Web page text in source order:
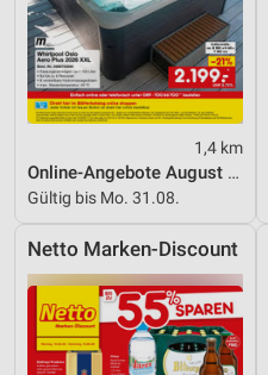
1,4 km
Online-Angebote August 2026
Gültig bis Mo. 31.08.
Netto Marken-Discount